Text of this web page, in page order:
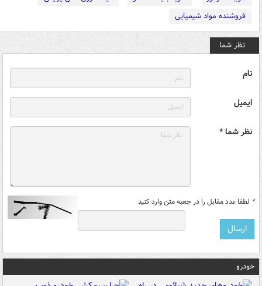
فروشنده مواد شیمیایی
نظر شما
نام
ایمیل
نظر شما *
* لطفا عدد مقابل را در جعبه متن وارد کنید
خودرو